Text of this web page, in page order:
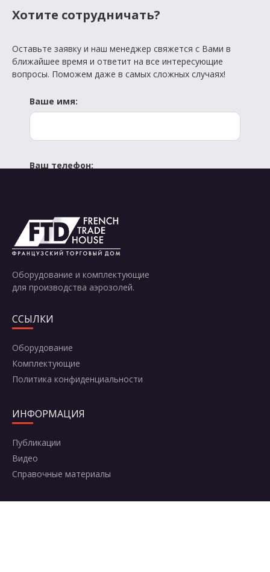
Хотите сотрудничать?
Оставьте заявку и наш менеджер свяжется с Вами в
ближайшее время и ответит на все интересующие
вопросы. Поможем даже в самых сложных случаях!
Ваше имя:
Ваш телефон:
Отправить
Оборудование и комплектующие
для производства аэрозолей.
ССЫЛКИ
Оборудование
Комплектующие
Политика конфиденциальности
ИНФОРМАЦИЯ
Публикации
Видео
Справочные материалы